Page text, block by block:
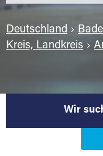
Deutschland ›
Kreis, Landkreis ›
Wir
Werden